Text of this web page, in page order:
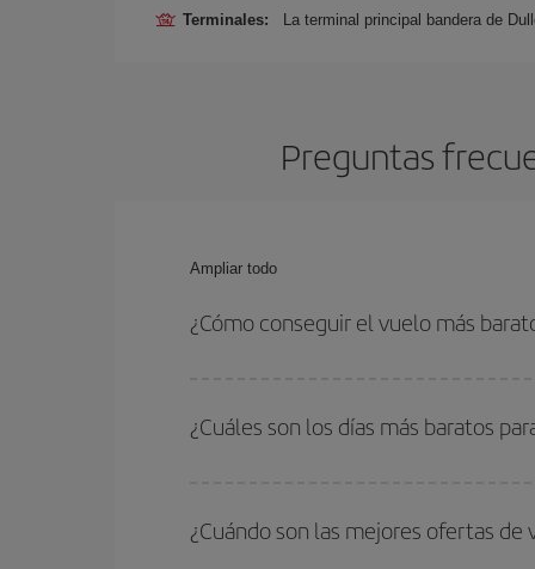
Terminales: La terminal principal bandera de
Preguntas
Ampliar todo
¿Cómo conseguir el vuelo más
vuelta. Además, si no tienes decidido un
¿Cuáles son los días más baratos
quieres ir y en qué fechas habías pensado
para que puedas encontrar la mejor oferta.
¿Cuándo son las mejores ofertas de